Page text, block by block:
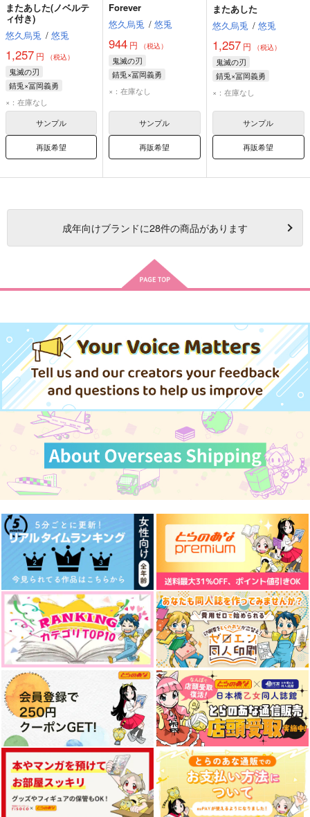
またあした(ノベルテ
ィ付き)
悠久烏兎 / 悠兎
1,257 円 （税込）
鬼滅の刃
錆兎×冨岡義勇
×：在庫なし
サンプル
再販希望
Forever
悠久烏兎 / 悠兎
944 円 （税込）
鬼滅の刃
錆兎×冨岡義勇
×：在庫なし
サンプル
再販希望
またあした
悠久烏兎 / 悠兎
1,257円 （税込）
鬼滅の刃
錆兎×冨岡義勇
×：在庫なし
サンプル
再販希望
成年向けブランドに28件の商品があります